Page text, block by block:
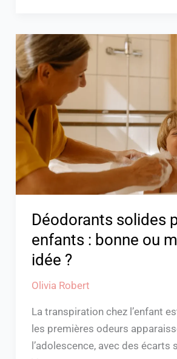
Déodorants solides
enfants : bonne ou
idée ?
Olivia Robert
La transpiration chez l’enfant
les premières odeurs
l’adolescence, avec des écarts
Déodorants
solides
pour
enfants
:
bonne
ou
mauvaise
idée
?